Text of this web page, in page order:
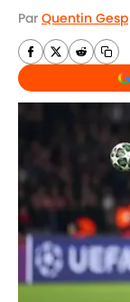
Par Quentin Gesp